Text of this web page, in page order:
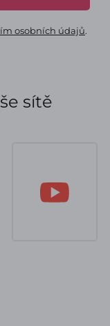
osobních údajů.
sítě